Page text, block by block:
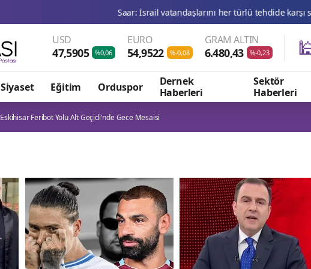
Saar: İsrail vatandaşlarını her türlü tehdide karşı savunmaya devam
USD
47,5905 %0,06
EURO
54,9522 %-0,08
GRAM ALTIN
6.480,43 %-0,23
Siyaset Eğitim Orduspor
Dernek
Haberleri
Sektör
Haberleri
Eskihisar Feribot Yolu Alt Geçidi'nde Gece Mesaisi